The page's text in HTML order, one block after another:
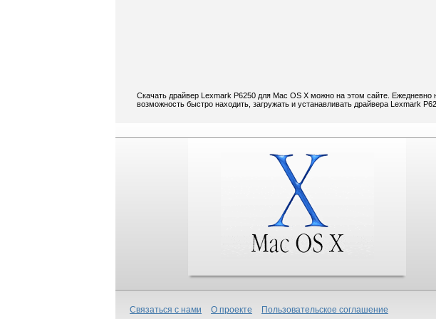
Скачать драйвер Lexmark P6250 для Mac OS X можно на этом сайте. Ежедневно
возможность быстро находить, загружать и устанавливать драйвера Lexmark
Связаться с нами О проекте Пользовательское соглашение